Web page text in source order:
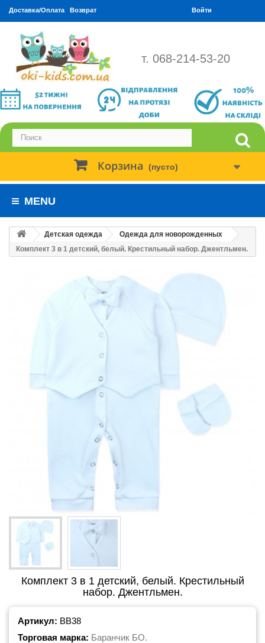
Доставка/Оплата Возврат Войти
т. 068-214-53-20
Корзина (пусто)
MENU
Детская одежда
Одежда для новорожденных
Комплект 3 в 1 детский, белый. Крестильный набор. Джентльмен.
Комплект 3 в 1 детский, белый. Крестильный
набор. Джентльмен.
Артикул: BB38
Торговая марка: Баранчик БО.